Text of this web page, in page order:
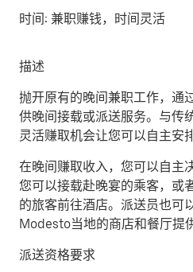
时间: 兼职赚钱，时间灵活
描述
抛开原有的晚间兼职工作，通
供晚间接载或派送服务。与传
灵活赚取机会让您可以自主安
在晚间赚取收入，您可以自主
您可以接载赴晚宴的乘客，或
的旅客前往酒店。派送员也可
Modesto当地的商店和餐厅提
派送资格要求